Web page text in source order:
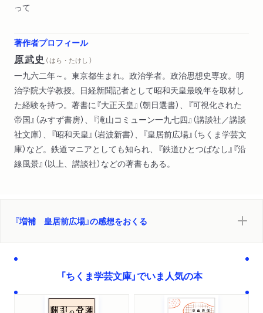
って
著作者プロフィール
原武史 （ はら・たけし ）
一九六二年～。東京都生まれ。政治学者。政治思想史専攻。明
治学院大学教授。日経新聞記者として昭和天皇最晩年を取材し
た経験を持つ。著書に『大正天皇』（朝日選書）、『可視化された
帝国』（みすず書房）、『滝山コミューン一九七四』（講談社／講談
社文庫）、『昭和天皇』（岩波新書）、『皇居前広場』（ちくま学芸文
庫）など。鉄道マニアとしても知られ、『鉄道ひとつばなし』『沿
線風景』（以上、講談社）などの著書もある。
『増補 皇居前広場』の感想をおくる
「ちくま学芸文庫」でいま人気の本